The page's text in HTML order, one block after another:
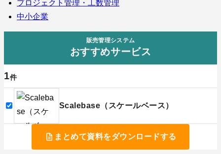
プロジェクト管理・工数管理
中小企業
販売管理システム
おすすめサービス
1件
Scalebase（スケールベース）
まとめて資料をダウンロードする